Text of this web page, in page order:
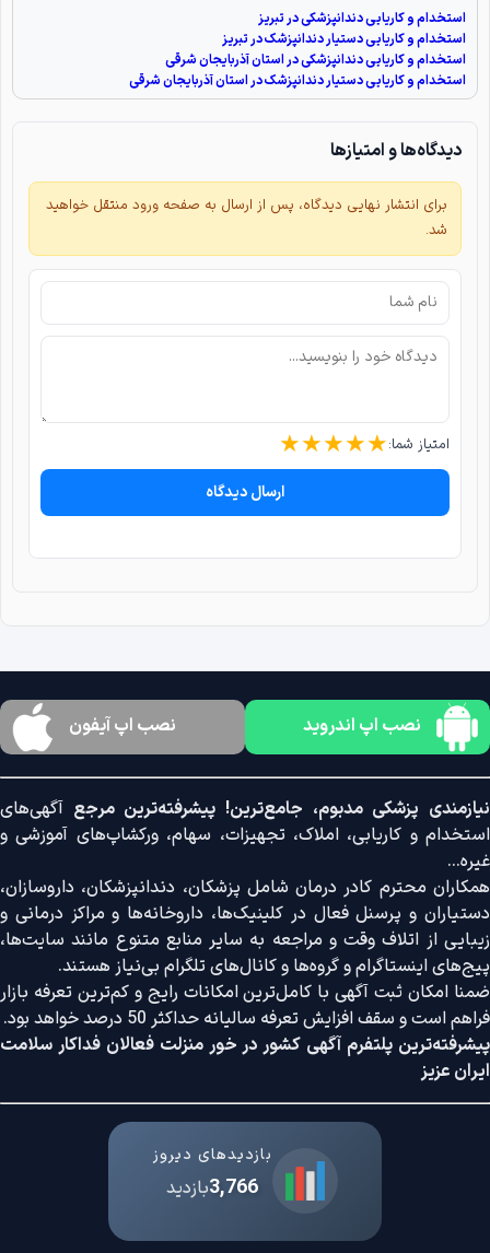
استخدام و کاریابی دندانپزشکی در تبریز
استخدام و کاریابی دستیار دندانپزشک در تبریز
استخدام و کاریابی دندانپزشکی در استان آذربایجان شرقی
استخدام و کاریابی دستیار دندانپزشک در استان آذربایجان شرقی
دیدگاه‌ها و امتیازها
برای انتشار نهایی دیدگاه، پس از ارسال به صفحه ورود منتقل خواهید
شد.
امتیاز شما: ★★★★★
ارسال دیدگاه
نصب اپ اندروید نصب اپ آیفون
نیازمندی پزشکی مدبوم، جامع‌ترین! پیشرفته‌ترین مرجع آگهی‌های
استخدام و کاریابی، املاک، تجهیزات، سهام، ورکشاپ‌های آموزشی و
غیره...
همکاران محترم کادر درمان شامل پزشکان، دندانپزشکان، داروسازان،
دستیاران و پرسنل فعال در کلینیک‌ها، داروخانه‌ها و مراکز درمانی و
زیبایی از اتلاف وقت و مراجعه به سایر منابع متنوع مانند سایت‌ها،
پیج‌های اینستاگرام و گروه‌ها و کانال‌های تلگرام بی‌نیاز هستند.
ضمنا امکان ثبت آگهی با کامل‌ترین امکانات رایج و کم‌ترین تعرفه بازار
فراهم است و سقف افزایش تعرفه سالیانه حداکثر 50 درصد خواهد بود.
پیشرفته‌ترین پلتفرم آگهی کشور در خور منزلت فعالان فداکار سلامت
ایران عزیز
بازدیدهای دیروز
3,766بازدید